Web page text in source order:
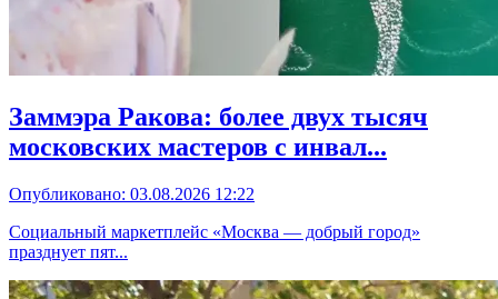
Заммэра Ракова: более двух тысяч
московских мастеров с инвал...
Опубликовано: 03.08.2026 12:22
Социальный маркетплейс «Москва — добрый город»
празднует пят...